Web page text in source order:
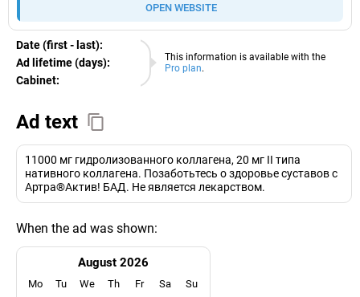
OPEN WEBSITE
This information is available with the
Pro plan.
Date (first - last):
10.08.2026
Ad lifetime (days):
Cabinet:
EURO
Ad text
11000 мг гидролизованного коллагена, 20 мг II типа
нативного коллагена. Позаботьтесь о здоровье суставов с
Артра®Актив! БАД. Не является лекарством.
When the ad was shown:
August 2026
Mo Tu We Th Fr Sa Su